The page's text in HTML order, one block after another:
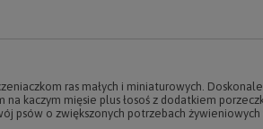
ras małych i miniaturowych.
kaczym mięsie plus łosoś z dodatkiem
psów o zwiększonych potrzebach żywieniowych